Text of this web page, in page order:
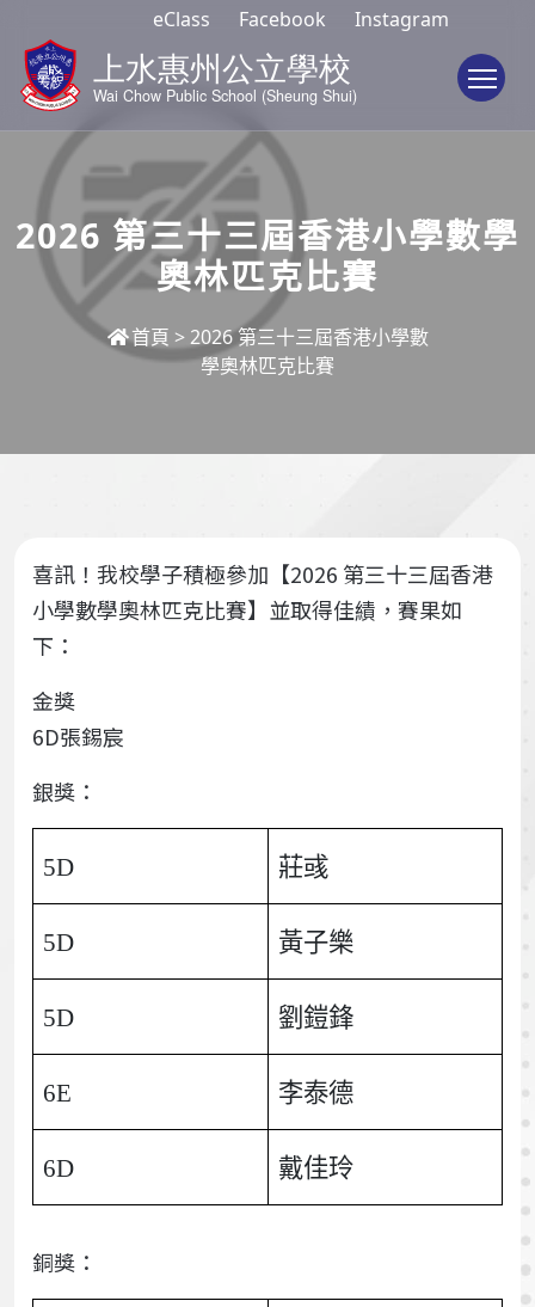
eClass Facebook Instagram
2026 第三十三屆香港小學數學
奧林匹克比賽
首頁 > 2026 第三十三屆香港小學數
學奧林匹克比賽
喜訊！我校學子積極參加【2026 第三十三屆香港
小學數學奧林匹克比賽】並取得佳績，賽果如
下：
金獎
6D張錫宸
銀獎：
5D 莊彧
5D 黃子樂
5D 劉鎧鋒
6E 李泰德
6D 戴佳玲
銅獎：